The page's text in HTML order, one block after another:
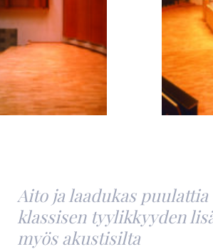
Aito ja laadukas puulattia
klassisen tyylikkyyden
myös akustisilta